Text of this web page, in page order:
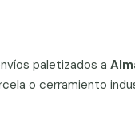
paletizados a
o cerramiento